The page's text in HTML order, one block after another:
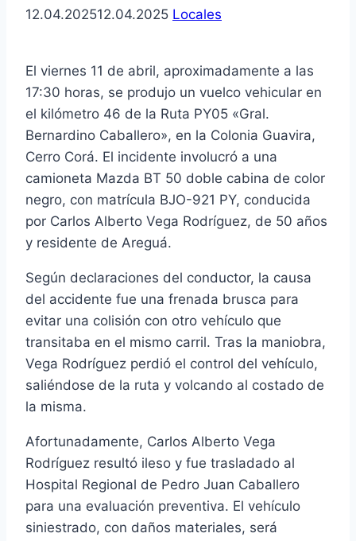
12.04.202512.04.2025 Locales
El viernes 11 de abril, aproximadamente a las
17:30 horas, se produjo un vuelco vehicular en
el kilómetro 46 de la Ruta PY05 «Gral.
Bernardino Caballero», en la Colonia Guavira,
Cerro Corá. El incidente involucró a una
camioneta Mazda BT 50 doble cabina de color
negro, con matrícula BJO-921 PY, conducida
por Carlos Alberto Vega Rodríguez, de 50 años
y residente de Areguá.
Según declaraciones del conductor, la causa
del accidente fue una frenada brusca para
evitar una colisión con otro vehículo que
transitaba en el mismo carril. Tras la maniobra,
Vega Rodríguez perdió el control del vehículo,
saliéndose de la ruta y volcando al costado de
la misma.
Afortunadamente, Carlos Alberto Vega
Rodríguez resultó ileso y fue trasladado al
Hospital Regional de Pedro Juan Caballero
para una evaluación preventiva. El vehículo
siniestrado, con daños materiales, será